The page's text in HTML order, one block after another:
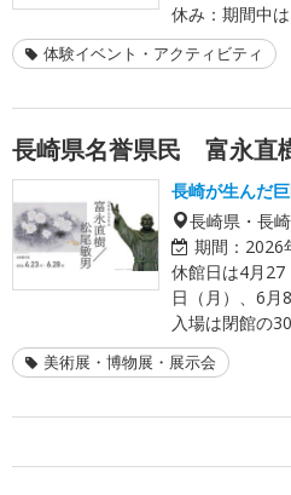
休み：期間中
体験イベント・アクティビティ
長崎県名誉県民 富永直
長崎が生んだ
長崎県・長
期間： 2026
休館日は4月27
日（月）、6月
入場は閉館の
美術展・博物展・展示会